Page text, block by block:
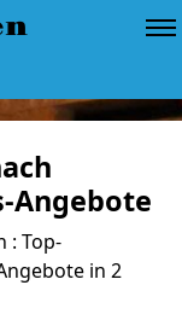
Angebote
: Top-
in 2